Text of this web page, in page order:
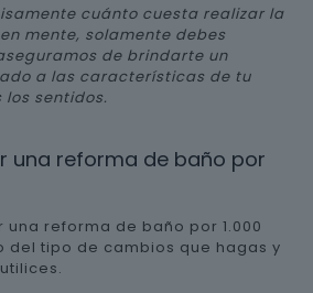
cuánto cuesta realizar la
mente, solamente debes
de brindarte un
a las características de tu
sentidos.
una reforma de baño por
una reforma de baño por 1.000
del tipo de cambios que hagas y